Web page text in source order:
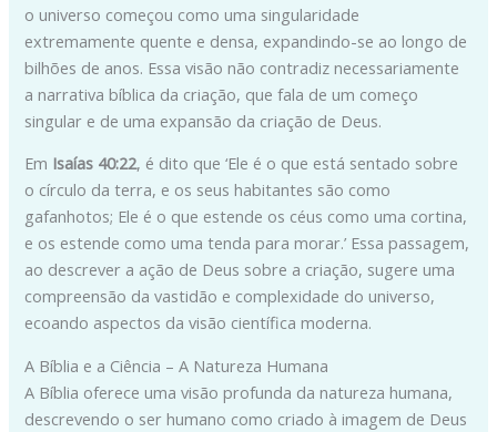
o universo começou como uma singularidade
extremamente quente e densa, expandindo-se ao longo de
bilhões de anos. Essa visão não contradiz necessariamente
a narrativa bíblica da criação, que fala de um começo
singular e de uma expansão da criação de Deus.
Em Isaías 40:22, é dito que ‘Ele é o que está sentado sobre
o círculo da terra, e os seus habitantes são como
gafanhotos; Ele é o que estende os céus como uma cortina,
e os estende como uma tenda para morar.’ Essa passagem,
ao descrever a ação de Deus sobre a criação, sugere uma
compreensão da vastidão e complexidade do universo,
ecoando aspectos da visão científica moderna.
A Bíblia e a Ciência – A Natureza Humana
A Bíblia oferece uma visão profunda da natureza humana,
descrevendo o ser humano como criado à imagem de Deus